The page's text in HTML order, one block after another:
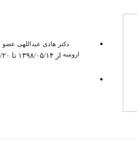
دکتر هادی عبداللهی
ارومیه